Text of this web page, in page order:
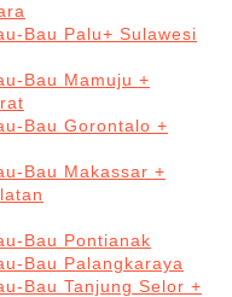
Bau Palu+ Sulawesi
Bau Mamuju +
Bau Gorontalo +
Bau Makassar +
Bau Pontianak
Bau Palangkaraya
Bau Tanjung Selor +